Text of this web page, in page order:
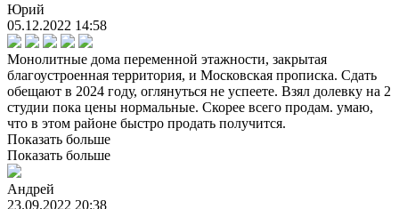
Юрий
05.12.2022 14:58
Монолитные дома переменной этажности, закрытая
благоустроенная территория, и Московская прописка. Сдать
обещают в 2024 году, оглянуться не успеете. Взял долевку на 2
студии пока цены нормальные. Скорее всего продам. умаю,
что в этом районе быстро продать получится.
Показать больше
Показать больше
Андрей
23.09.2022 20:38